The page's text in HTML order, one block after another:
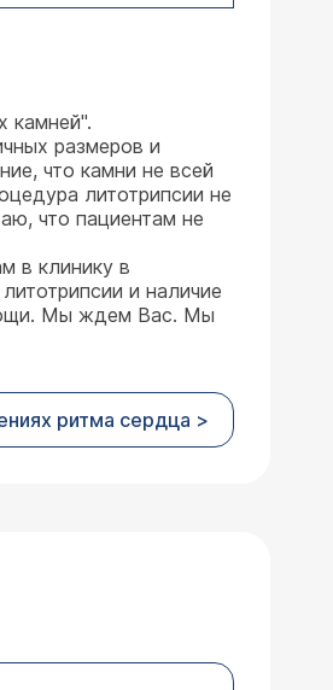
камней".
размеров и
что камни не всей
литотрипсии не
что пациентам не
в клинику в
и наличие
Мы ждем Вас. Мы
ритма сердца >